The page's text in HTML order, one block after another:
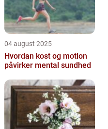
04 august 2025
Hvordan kost og motion
påvirker mental sundhed